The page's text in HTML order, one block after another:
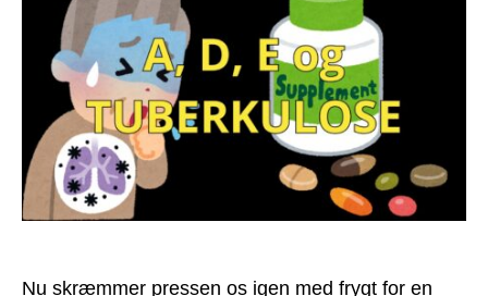
Nu skræmmer pressen os igen med frygt for en